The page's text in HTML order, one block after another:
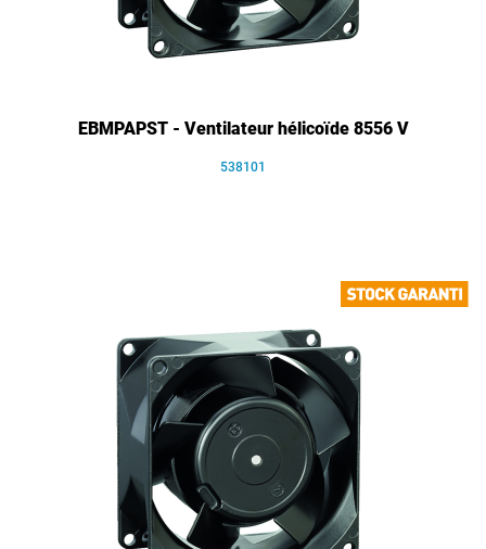
EBMPAPST - Ventilateur hélicoïde 8556 V
538101